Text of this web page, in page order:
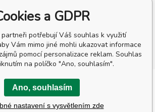
© 2026 EasyStock s.r.o.
Všechna práva vyhrazena.
dodalBINARGON.cz-Mapa stránek
a GDPR
partneři potřebují Váš souhlas k využití
Vám mimo jiné mohli ukazovat informace
pomocí personalizace reklam. Souhlas
na políčko "Ano, souhlasím".
Ano, souhlasím
nastavení s vysvětlením zde